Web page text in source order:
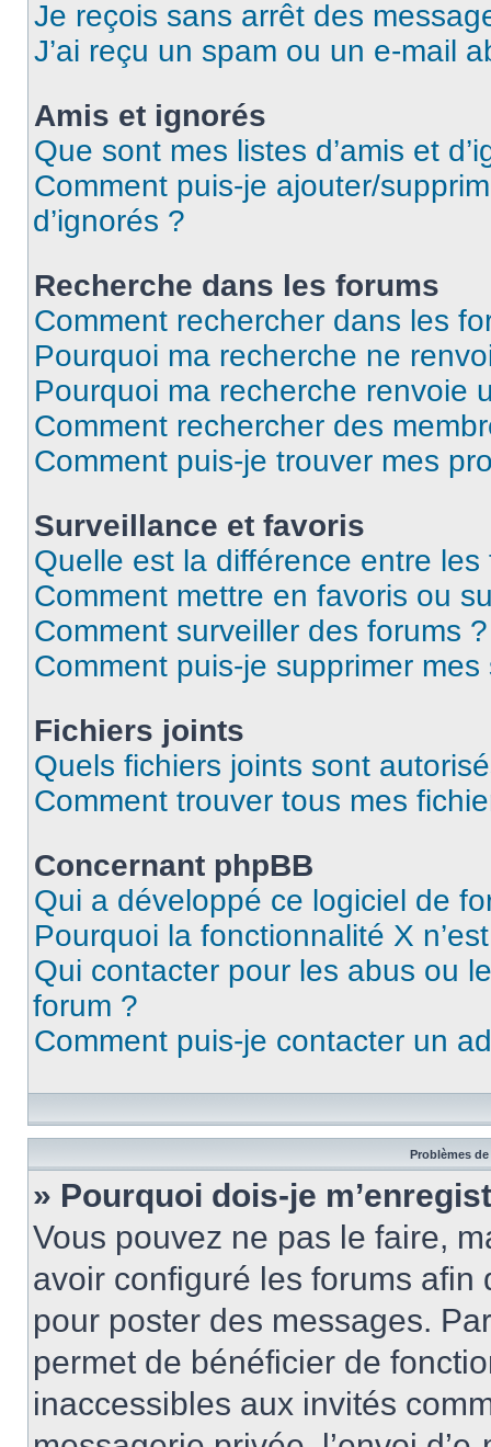
Je reçois sans arrêt des
J’ai reçu un spam ou un e-mail
Amis et ignorés
Que sont mes listes d’amis et
Comment puis-je ajouter/
d’ignorés ?
Recherche dans les forums
Comment rechercher dans les
Pourquoi ma recherche ne
Pourquoi ma recherche renvoie
Comment rechercher des
Comment puis-je trouver mes
Surveillance et favoris
Quelle est la différence entre
Comment mettre en favoris ou
Comment surveiller des forums ?
Comment puis-je supprimer
Fichiers joints
Quels fichiers joints sont
Comment trouver tous mes
Concernant phpBB
Qui a développé ce logiciel de
Pourquoi la fonctionnalité X
Qui contacter pour les abus ou
forum ?
Comment puis-je contacter un
Problèmes
» Pourquoi dois-je
Vous pouvez ne pas le faire,
avoir configuré les forums afin
pour poster des messages.
permet de bénéficier de
inaccessibles aux invités